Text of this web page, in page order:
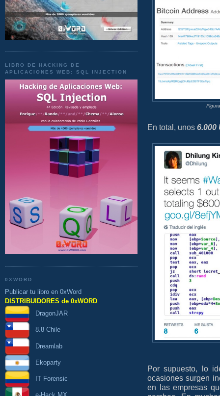
LIBRO DE HACKING DE
APLICACIONES WEB: SQL INJECTION
0XWORD
Publicar tu libro en 0xWord
DISTRIBUIDORES de 0xWORD
DragonJAR
8.8 Chile
Dreamlab
Ekoparty
IT Forensic
En total, unos 6.000
Por supuesto, lo
ocasiones surgen
en las empresas